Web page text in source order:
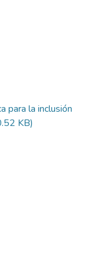
para la inclusión
KB)